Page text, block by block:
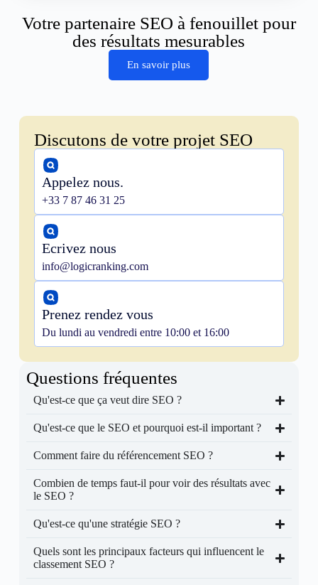
Votre partenaire SEO à fenouillet pour
des résultats mesurables
En savoir plus
Discutons de votre projet SEO
Appelez nous.
+33 7 87 46 31 25
Ecrivez nous
info@logicranking.com
Prenez rendez vous
Du lundi au vendredi entre 10:00 et 16:00
Questions fréquentes
Qu'est-ce que ça veut dire SEO ?
Qu'est-ce que le SEO et pourquoi est-il important ?
Comment faire du référencement SEO ?
Combien de temps faut-il pour voir des résultats avec
le SEO ?
Qu'est-ce qu'une stratégie SEO ?
Quels sont les principaux facteurs qui influencent le
classement SEO ?